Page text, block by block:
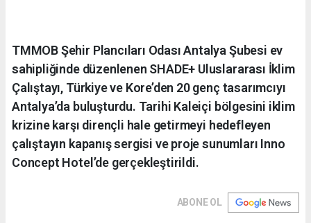
​TMMOB Şehir Plancıları Odası Antalya Şubesi ev
sahipliğinde düzenlenen SHADE+ Uluslararası İklim
Çalıştayı, Türkiye ve Kore’den 20 genç tasarımcıyı
Antalya’da buluşturdu. Tarihi Kaleiçi bölgesini iklim
krizine karşı dirençli hale getirmeyi hedefleyen
çalıştayın kapanış sergisi ve proje sunumları Inno
Concept Hotel’de gerçekleştirildi.
ABONE OL